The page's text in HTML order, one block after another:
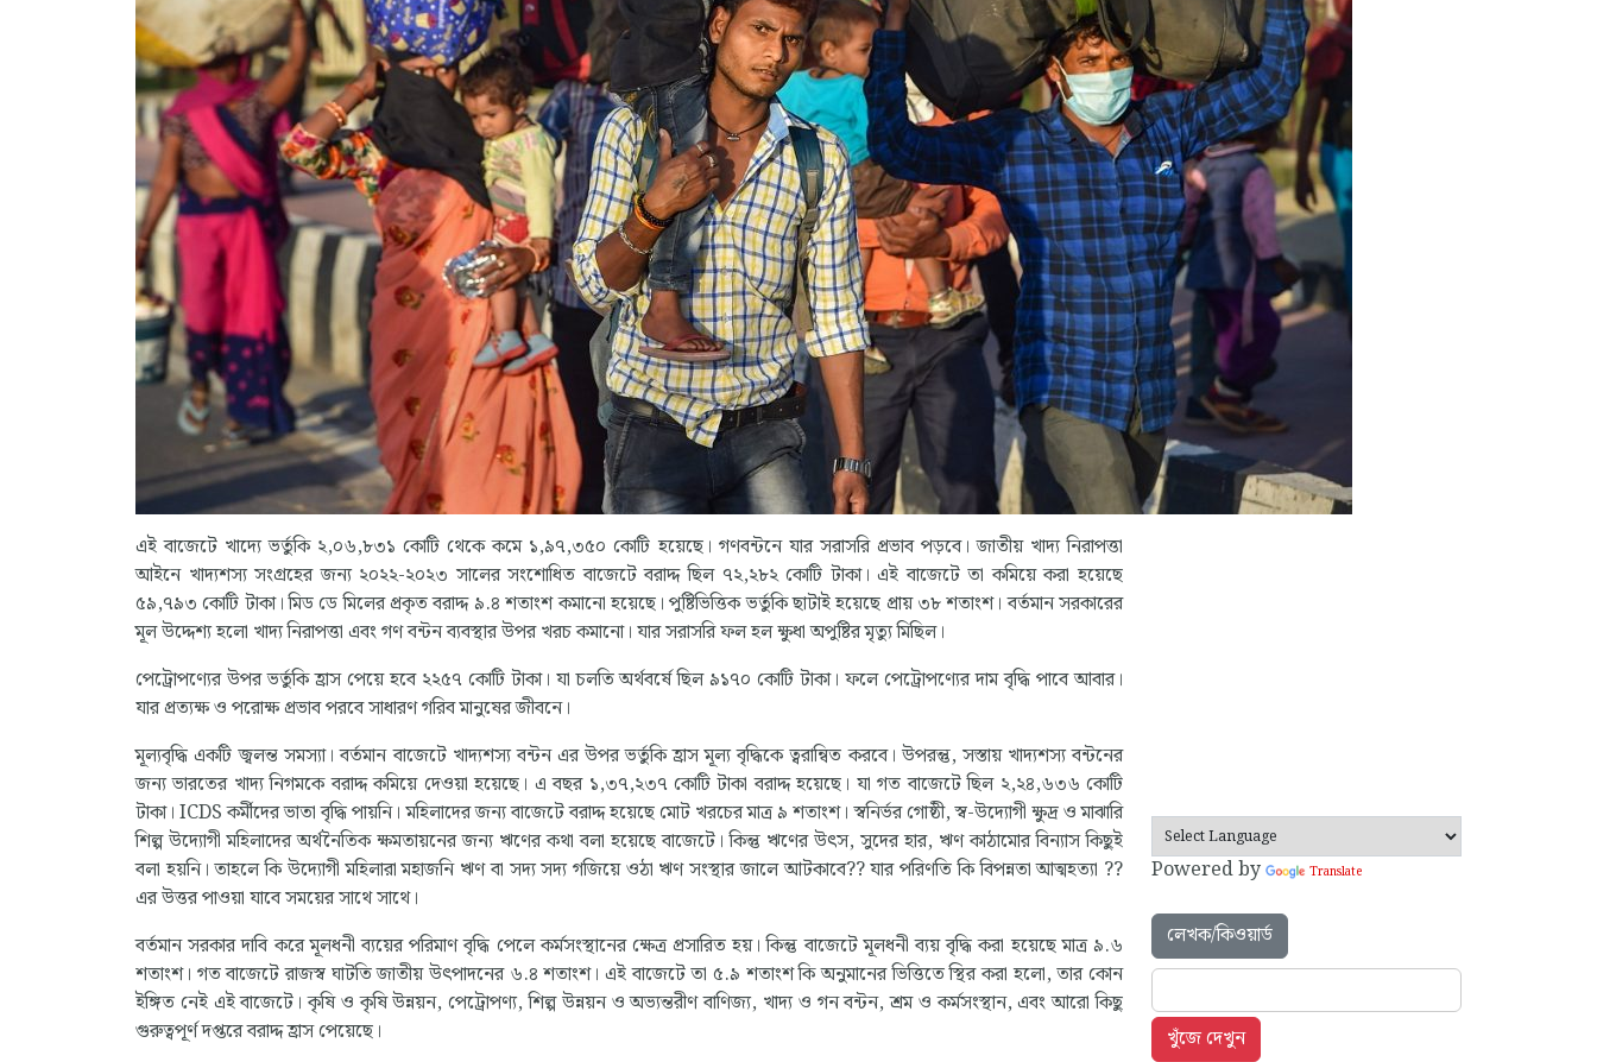
এই বাজেটে খাদ্যে ভর্তুকি ২,০৬,৮৩১ কোটি থেকে কমে ১,৯৭,৩৫০ কোটি হয়েছে। গণবন্টনে যার সরাসরি প্রভাব পড়বে। জাতীয় খাদ্য নিরাপত্তা
আইনে খাদ্যশস্য সংগ্রহের জন্য ২০২২-২০২৩ সালের সংশোধিত বাজেটে বরাদ্দ ছিল ৭২,২৮২ কোটি টাকা। এই বাজেটে তা কমিয়ে করা হয়েছে
৫৯,৭৯৩ কোটি টাকা। মিড ডে মিলের প্রকৃত বরাদ্দ ৯.৪ শতাংশ কমানো হয়েছে। পুষ্টিভিত্তিক ভর্তুকি ছাটাই হয়েছে প্রায় ৩৮ শতাংশ। বর্তমান সরকারের
মূল উদ্দেশ্য হলো খাদ্য নিরাপত্তা এবং গণ বন্টন ব্যবস্থার উপর খরচ কমানো। যার সরাসরি ফল হল ক্ষুধা অপুষ্টির মৃত্যু মিছিল।
পেট্রোপণ্যের উপর ভর্তুকি হ্রাস পেয়ে হবে ২২৫৭ কোটি টাকা। যা চলতি অর্থবর্ষে ছিল ৯১৭০ কোটি টাকা। ফলে পেট্রোপণ্যের দাম বৃদ্ধি পাবে আবার।
যার প্রত্যক্ষ ও পরোক্ষ প্রভাব পরবে সাধারণ গরিব মানুষের জীবনে।
মূল্যবৃদ্ধি একটি জ্বলন্ত সমস্যা। বর্তমান বাজেটে খাদ্যশস্য বন্টন এর উপর ভর্তুকি হ্রাস মূল্য বৃদ্ধিকে ত্বরান্বিত করবে। উপরন্তু, সস্তায় খাদ্যশস্য বন্টনের
জন্য ভারতের খাদ্য নিগমকে বরাদ্দ কমিয়ে দেওয়া হয়েছে। এ বছর ১,৩৭,২৩৭ কোটি টাকা বরাদ্দ হয়েছে। যা গত বাজেটে ছিল ২,২৪,৬৩৬ কোটি
টাকা। ICDS কর্মীদের ভাতা বৃদ্ধি পায়নি। মহিলাদের জন্য বাজেটে বরাদ্দ হয়েছে মোট খরচের মাত্র ৯ শতাংশ। স্বনির্ভর গোষ্ঠী, স্ব-উদ্যোগী ক্ষুদ্র ও মাঝারি
শিল্প উদ্যোগী মহিলাদের অর্থনৈতিক ক্ষমতায়নের জন্য ঋণের কথা বলা হয়েছে বাজেটে। কিন্তু ঋণের উৎস, সুদের হার, ঋণ কাঠামোর বিন্যাস কিছুই
বলা হয়নি। তাহলে কি উদ্যোগী মহিলারা মহাজনি ঋণ বা সদ্য সদ্য গজিয়ে ওঠা ঋণ সংস্থার জালে আটকাবে?? যার পরিণতি কি বিপন্নতা আত্মহত্যা ??
এর উত্তর পাওয়া যাবে সময়ের সাথে সাথে।
বর্তমান সরকার দাবি করে মূলধনী ব্যয়ের পরিমাণ বৃদ্ধি পেলে কর্মসংস্থানের ক্ষেত্র প্রসারিত হয়। কিন্তু বাজেটে মূলধনী ব্যয় বৃদ্ধি করা হয়েছে মাত্র ৯.৬
শতাংশ। গত বাজেটে রাজস্ব ঘাটতি জাতীয় উৎপাদনের ৬.৪ শতাংশ। এই বাজেটে তা ৫.৯ শতাংশ কি অনুমানের ভিত্তিতে স্থির করা হলো, তার কোন
ইঙ্গিত নেই এই বাজেটে। কৃষি ও কৃষি উন্নয়ন, পেট্রোপণ্য, শিল্প উন্নয়ন ও অভ্যন্তরীণ বাণিজ্য, খাদ্য ও গন বন্টন, শ্রম ও কর্মসংস্থান, এবং আরো কিছু
গুরুত্বপূর্ণ দপ্তরে বরাদ্দ হ্রাস পেয়েছে।
Powered by Translate
লেখক/কিওয়ার্ড